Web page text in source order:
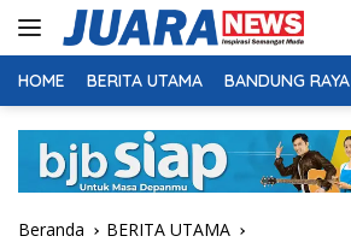
HOME BERITA UTAMA BANDUNG RAYA
Beranda BERITA UTAMA